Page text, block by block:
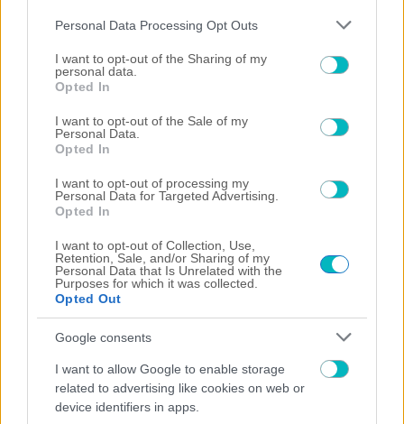
Please note that this website/app uses one or more Google
not limited to your visit or usage behaviour. You may click to
grant or deny consent to Google and its third-party tags to
use your data for below specified purposes in below Google
consent section.
Personal Data Processing Opt Outs
I want to opt-out of the Sharing of my
personal data.
Opted In
I want to opt-out of the Sale of my
Personal Data.
Opted In
I want to opt-out of processing my
Personal Data for Targeted Advertising.
Opted In
I want to opt-out of Collection, Use,
Retention, Sale, and/or Sharing of my
Personal Data that Is Unrelated with the
Purposes for which it was collected.
Opted Out
Google consents
I want to allow Google to enable storage
related to advertising like cookies on web or
device identifiers in apps.
SUPER LEAGUE
δανεισμό του στον Παναθηναϊκό (ΦΩΤΟ)